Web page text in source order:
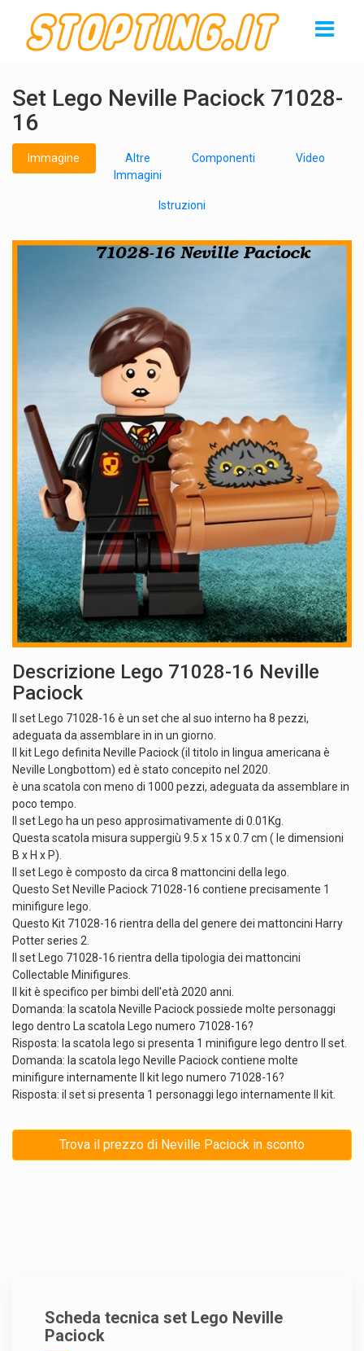
Set Lego Neville Paciock 71028-
16
Immagine
Altre
Immagini
Componenti Video
Istruzioni
Descrizione Lego 71028-16 Neville
Paciock
Il set Lego 71028-16 è un set che al suo interno ha 8 pezzi,
adeguata da assemblare in in un giorno.
Il kit Lego definita Neville Paciock (il titolo in lingua americana è
Neville Longbottom) ed è stato concepito nel 2020.
è una scatola con meno di 1000 pezzi, adeguata da assemblare in
poco tempo.
Il set Lego ha un peso approsimativamente di 0.01Kg.
Questa scatola misura suppergiù 9.5 x 15 x 0.7 cm ( le dimensioni
B x H x P).
Il set Lego è composto da circa 8 mattoncini della lego.
Questo Set Neville Paciock 71028-16 contiene precisamente 1
minifigure lego.
Questo Kit 71028-16 rientra della del genere dei mattoncini Harry
Potter series 2.
Il set Lego 71028-16 rientra della tipologia dei mattoncini
Collectable Minifigures.
Il kit è specifico per bimbi dell'età 2020 anni.
Domanda: la scatola Neville Paciock possiede molte personaggi
lego dentro La scatola Lego numero 71028-16?
Risposta: la scatola lego si presenta 1 minifigure lego dentro Il set.
Domanda: la scatola lego Neville Paciock contiene molte
minifigure internamente Il kit lego numero 71028-16?
Risposta: il set si presenta 1 personaggi lego internamente Il kit.
Trova il prezzo di Neville Paciock in sconto
Scheda tecnica set Lego Neville
Paciock